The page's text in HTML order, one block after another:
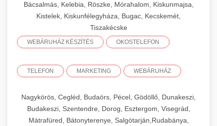
Bácsalmás, Kelebia, Röszke, Mórahalom, Kiskunmajsa,
Kistelek, Kiskunfélegyháza, Bugac, Kecskemét,
Tiszakécske
WEBÁRUHÁZ KÉSZÍTÉS OKOSTELEFON
TELEFON MARKETING WEBÁRUHÁZ
Nagykörös, Cegléd, Budaörs, Pécel, Gödöllő, Dunakeszi,
Budakeszi, Szentendre, Dorog, Esztergom, Visegrád,
Mátrafüred, Bátonyterenye, Salgótarján,Rudabánya,